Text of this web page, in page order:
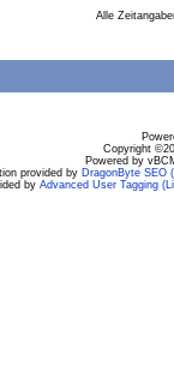
Alle
Copyright
Powered by
provided by DragonByte SEO
by Advanced User Tagging